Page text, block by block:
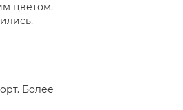
цветом.
Более